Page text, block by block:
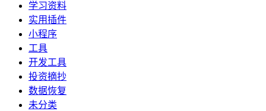
学习资料
实用插件
小程序
工具
开发工具
投资摘抄
数据恢复
未分类